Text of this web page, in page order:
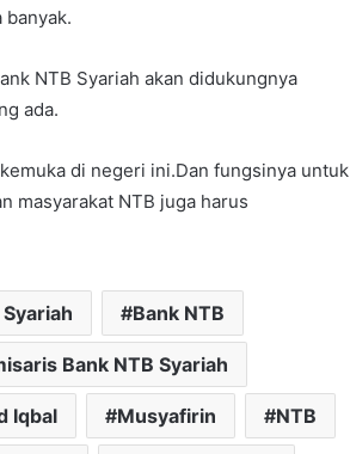
NTB Syariah akan didukungnya
ada.
di negeri ini.Dan fungsinya untuk
masyarakat NTB juga harus
Bank NTB
Bank NTB Syariah
Iqbal Musyafirin NTB